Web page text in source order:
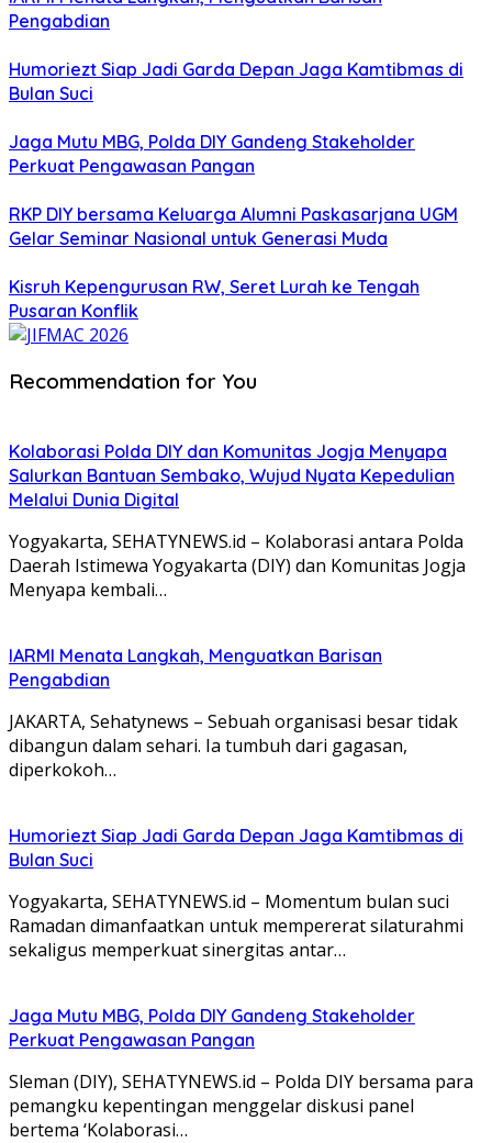
Pengabdian
Humoriezt Siap Jadi Garda Depan Jaga Kamtibmas di
Bulan Suci
Jaga Mutu MBG, Polda DIY Gandeng Stakeholder
Perkuat Pengawasan Pangan
RKP DIY bersama Keluarga Alumni Paskasarjana UGM
Gelar Seminar Nasional untuk Generasi Muda
Kisruh Kepengurusan RW, Seret Lurah ke Tengah
Pusaran Konflik
Recommendation for You
Kolaborasi Polda DIY dan Komunitas Jogja Menyapa
Salurkan Bantuan Sembako, Wujud Nyata Kepedulian
Melalui Dunia Digital
Yogyakarta, SEHATYNEWS.id – Kolaborasi antara Polda
Daerah Istimewa Yogyakarta (DIY) dan Komunitas Jogja
Menyapa kembali…
IARMI Menata Langkah, Menguatkan Barisan
Pengabdian
JAKARTA, Sehatynews – Sebuah organisasi besar tidak
dibangun dalam sehari. Ia tumbuh dari gagasan,
diperkokoh…
Humoriezt Siap Jadi Garda Depan Jaga Kamtibmas di
Bulan Suci
Yogyakarta, SEHATYNEWS.id – Momentum bulan suci
Ramadan dimanfaatkan untuk mempererat silaturahmi
sekaligus memperkuat sinergitas antar…
Jaga Mutu MBG, Polda DIY Gandeng Stakeholder
Perkuat Pengawasan Pangan
Sleman (DIY), SEHATYNEWS.id – Polda DIY bersama para
pemangku kepentingan menggelar diskusi panel
bertema ‘Kolaborasi…